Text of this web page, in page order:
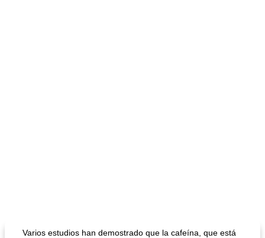
Varios estudios han demostrado que la cafeína, que está